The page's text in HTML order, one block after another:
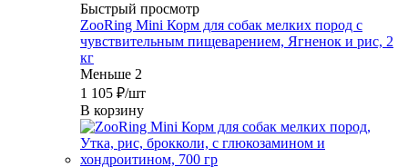
Быстрый просмотр
ZooRing Mini Корм для собак мелких пород с
чувствительным пищеварением, Ягненок и рис, 2
кг
Меньше 2
1 105 ₽/шт
В корзину